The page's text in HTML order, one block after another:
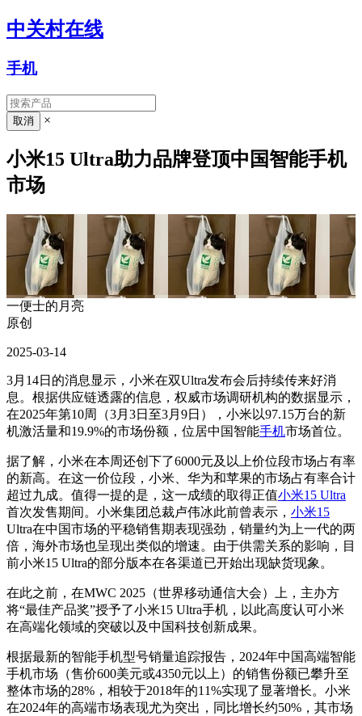
中关村在线
手机
×
小米15 Ultra助力品牌登顶中国智能手机
市场
一便士的月亮
原创
2025-03-14
3月14日的消息显示，小米在双Ultra发布会后持续传来好消
息。根据供应链透露的信息，权威市场调研机构的数据显示，
在2025年第10周（3月3日至3月9日），小米以97.15万台的新
机激活量和19.9%的市场份额，位居中国智能手机市场首位。
据了解，小米在本周还创下了6000元及以上价位段市场占有率
的新高。在这一价位段，小米、华为和苹果的市场占有率合计
超过九成。值得一提的是，这一成绩的取得正值小米15 Ultra
首次发售期间。小米集团总裁卢伟冰此前曾表示， 小米15
Ultra在中国市场的平稳销售期表现强劲，销量约为上一代的两
倍，海外市场也呈现出类似的增速。由于供需关系的影响，目
前小米15 Ultra的部分版本在各渠道已开始出现缺货现象。
在此之前，在MWC 2025（世界移动通信大会）上，主办方
将“最佳产品奖”授予了小米15 Ultra手机，以此高度认可小米
在高端化领域的突破以及中国科技创新成果。
根据最新的智能手机型号销量追踪报告，2024年中国高端智能
手机市场（售价600美元或4350元以上）的销售份额已攀升至
整体市场的28%，相较于2018年的11%实现了显著增长。小米
在2024年的高端市场表现尤为突出，同比增长约50%，其市场